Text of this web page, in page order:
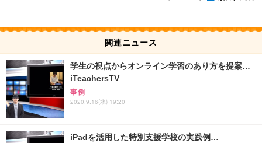
関連ニュース
学生の視点からオンライン学習のあり方を提案…
iTeachersTV
事例
2020.9.16(水) 19:20
iPadを活用した特別支援学校の実践例…